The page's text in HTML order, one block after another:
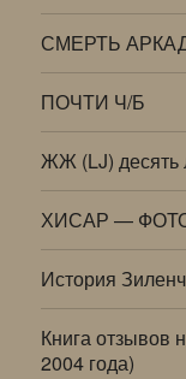
СМЕРТЬ
ПОЧТИ Ч/Б
ЖЖ (LJ) десять
ХИСАР —
История
Книга отзывов
2004 года)